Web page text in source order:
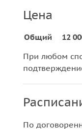
Цена
Общий 12
При любом
По